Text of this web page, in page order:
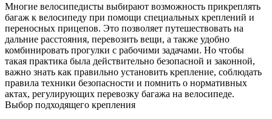
Многие велосипедисты выбирают возможность прикреплять
багаж к велосипеду при помощи специальных креплений и
переносных прицепов. Это позволяет путешествовать на
дальние расстояния, перевозить вещи, а также удобно
комбинировать прогулки с рабочими задачами. Но чтобы
такая практика была действительно безопасной и законной,
важно знать как правильно установить крепление, соблюдать
правила техники безопасности и помнить о нормативных
актах, регулирующих перевозку багажа на велосипеде.
Выбор подходящего крепления